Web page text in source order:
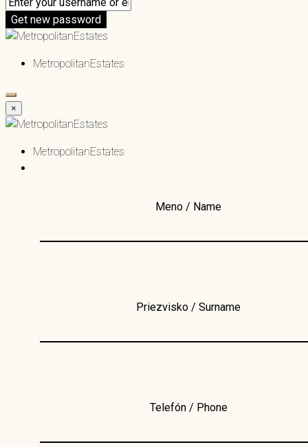
Get new password
MetropolitanEstates
×
MetropolitanEstates
Meno / Name
Priezvisko / Surname
Telefón / Phone